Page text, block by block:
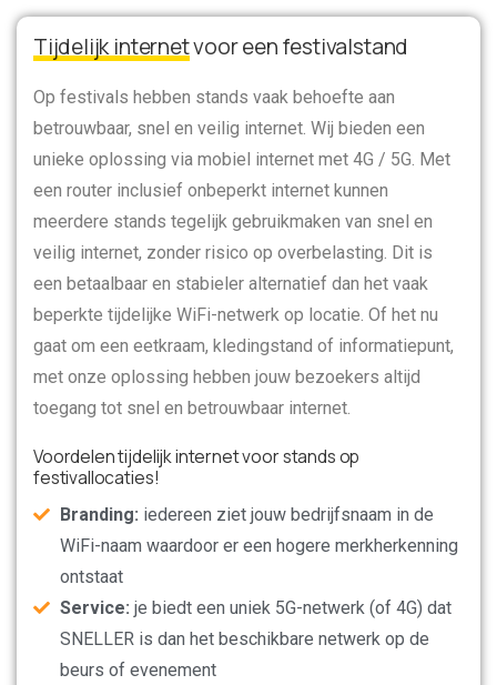
Tijdelijk internetvoor een festivalstand
Op festivals hebben stands vaak behoefte aan
betrouwbaar, snel en veilig internet. Wij bieden een
unieke oplossing via mobiel internet met 4G / 5G. Met
een router inclusief onbeperkt internet kunnen
meerdere stands tegelijk gebruikmaken van snel en
veilig internet, zonder risico op overbelasting. Dit is
een betaalbaar en stabieler alternatief dan het vaak
beperkte tijdelijke WiFi-netwerk op locatie. Of het nu
gaat om een eetkraam, kledingstand of informatiepunt,
met onze oplossing hebben jouw bezoekers altijd
toegang tot snel en betrouwbaar internet.
Voordelen tijdelijk internet voor stands op
festivallocaties!
Branding: iedereen ziet jouw bedrijfsnaam in de
WiFi-naam waardoor er een hogere merkherkenning
ontstaat
Service: je biedt een uniek 5G-netwerk (of 4G) dat
SNELLER is dan het beschikbare netwerk op de
beurs of evenement